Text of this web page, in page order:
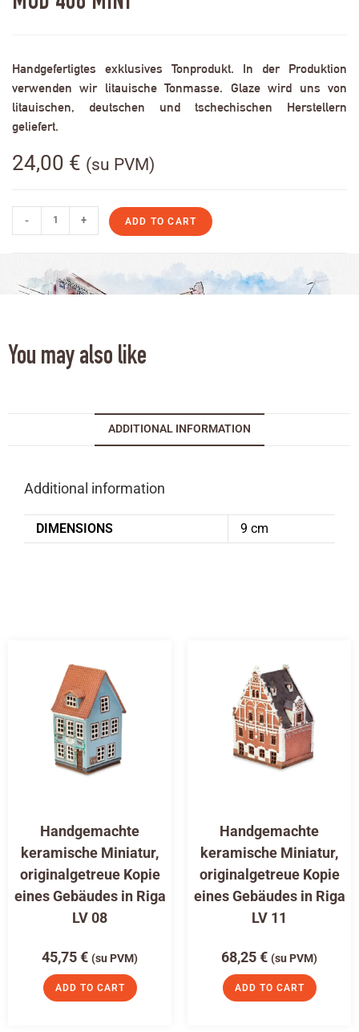
Handgefertigtes exklusives Tonprodukt. In der Produktion
verwenden wir litauische Tonmasse. Glaze wird uns von
litauischen, deutschen und tschechischen Herstellern
geliefert.
24,00 € (su PVM)
- + ADD TO CART
You may also like
ADDITIONAL INFORMATION
Additional information
DIMENSIONS 9 cm
Handgemachte
keramische Miniatur,
originalgetreue Kopie
eines Gebäudes in Riga
LV 08
45,75€ (su PVM)
ADD TO CART
Handgemachte
keramische Miniatur,
originalgetreue Kopie
eines Gebäudes in Riga
LV 11
68,25€ (su PVM)
ADD TO CART